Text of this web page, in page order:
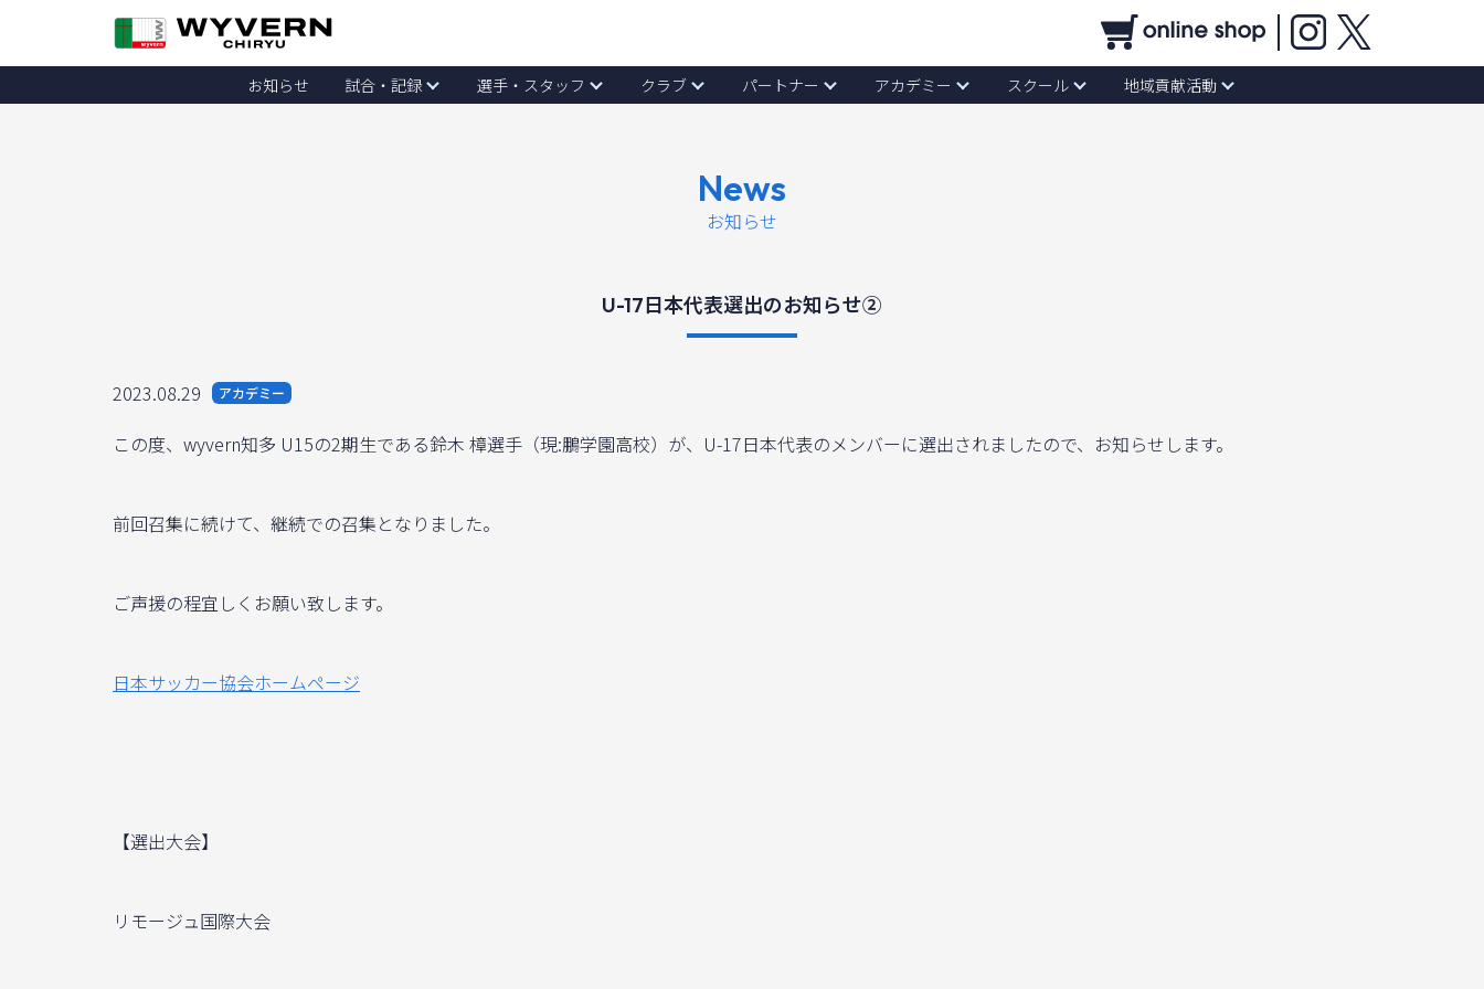
お知らせ 試合・記録 選手・スタッフ クラブ パートナー アカデミー スクール 地域貢献活動
News
お知らせ
U-17日本代表選出のお知らせ②
2023.08.29 アカデミー
この度、wyvern知多 U15の2期生である鈴木 樟選手（現:鵬学園高校）が、U-17日本代表のメンバーに選出されましたので、お知らせします。
前回召集に続けて、継続での召集となりました。
ご声援の程宜しくお願い致します。
日本サッカー協会ホームページ
【選出大会】
リモージュ国際大会